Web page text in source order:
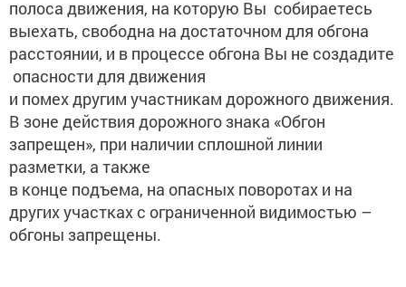
полоса движения, на которую Вы собираетесь
выехать, свободна на достаточном для обгона
расстоянии, и в процессе обгона Вы не создадите
опасности для движения
и помех другим участникам дорожного движения.
В зоне действия дорожного знака «Обгон
запрещен», при наличии сплошной линии
разметки, а также
в конце подъема, на опасных поворотах и на
других участках с ограниченной видимостью –
обгоны запрещены.